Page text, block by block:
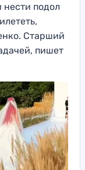
подол
Старший
пишет